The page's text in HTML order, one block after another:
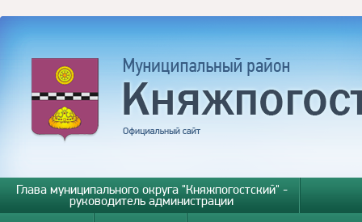
Глава муниципального округа "Княжпогостский" -
руководитель администрации